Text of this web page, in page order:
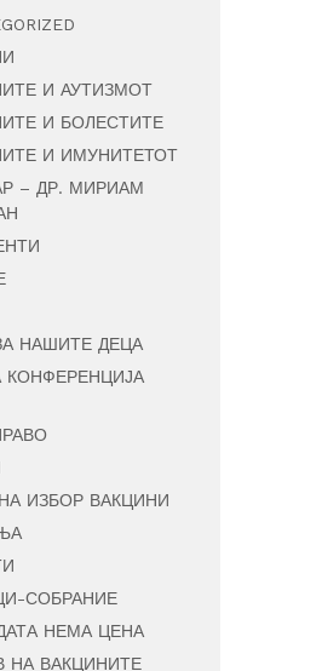
И АУТИЗМОТ
И БОЛЕСТИТЕ
И ИМУНИТЕТОТ
– ДР. МИРИАМ
НАШИТЕ ДЕЦА
КОНФЕРЕНЦИЈА
ИЗБОР ВАКЦИНИ
СОБРАНИЕ
НЕМА ЦЕНА
НА ВАКЦИНИТЕ